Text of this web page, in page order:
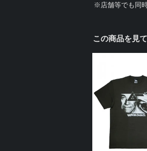
※店舗等でも同
この商品を見